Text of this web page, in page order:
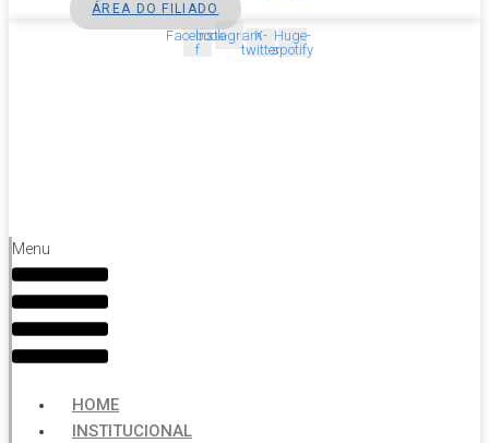
ÁREA DO FILIADO
Facebook-
f
InstagramX-
twitter
Huge-
spotify
Menu
HOME
INSTITUCIONAL